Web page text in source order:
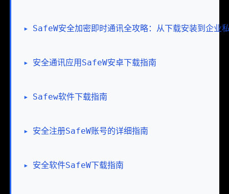
▸ SafeW安全加密即时通讯全攻略：从下载安装到企业
▸ 安全通讯应用SafeW安卓下载指南
▸ Safew软件下载指南
▸ 安全注册SafeW账号的详细指南
▸ 安全软件SafeW下载指南